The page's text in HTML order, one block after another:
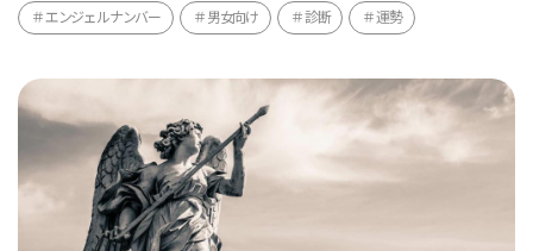
エンジェルナンバー 男女向け 診断 運勢